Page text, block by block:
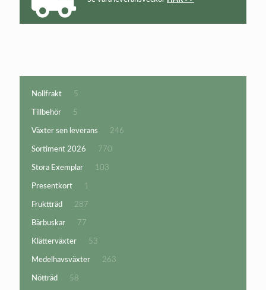
Nollfrakt 5
Tillbehör
5
Växter sen leverans
246
Sortiment 2026
770
Stora Exemplar
103
Presentkort
1
Fruktträd
287
Bärbuskar
77
Klätterväxter
53
Medelhavsväxter
263
Nötträd
58